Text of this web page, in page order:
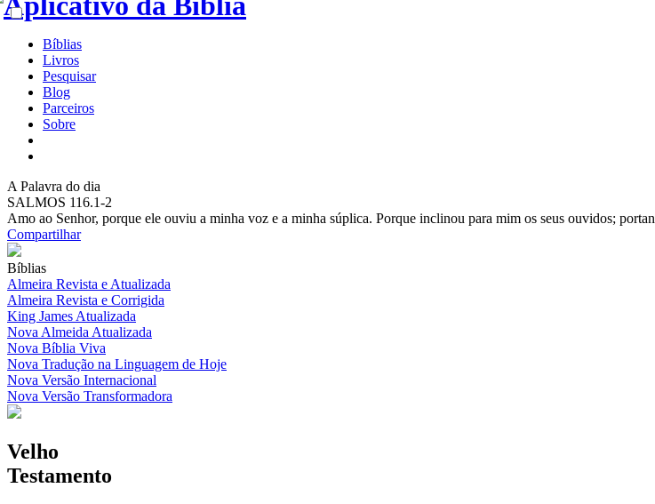
Bíblias
Livros
Pesquisar
Blog
Parceiros
Sobre
A Palavra do dia
SALMOS 116.1-2
Amo ao Senhor, porque ele ouviu a minha voz e a minha súplica. Porque inclinou para mim os seus ouvidos;
Compartilhar
Bíblias
Almeira Revista e Atualizada
Almeira Revista e Corrigida
King James Atualizada
Nova Almeida Atualizada
Nova Bíblia Viva
Nova Tradução na Linguagem de Hoje
Nova Versão Internacional
Nova Versão Transformadora
Velho
Testamento